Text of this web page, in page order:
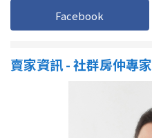
台東縣
樓層
Facebook
賣家資訊 - 社群房仲專家